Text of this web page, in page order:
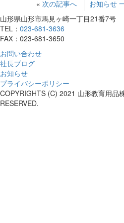
« 次の記事へ お知らせ
山形県山形市馬見ヶ崎一丁目21番7号
TEL： 023-681-3636
FAX：023-681-3650
お問い合わせ
社長ブログ
お知らせ
プライバシーポリシー
COPYRIGHTS (C) 2021 山形教育用品
RESERVED.